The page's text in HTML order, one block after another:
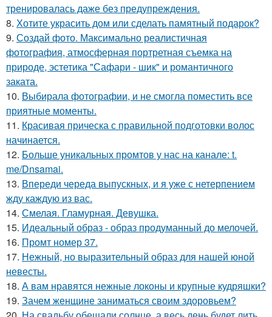
тренировалась даже без предупреждения.
8. Хотите украсить дом или сделать памятный подарок?
9. Создай фото. Максимально реалистичная
фотография, атмосферная портретная съемка на
природе, эстетика "Сафари - шик" и романтичного
заката.
10. Выбирала фотографии, и не смогла поместить все
приятные моменты.
11. Красивая прическа с правильной подготовки волос
начинается.
12. Больше уникальных промтов у нас на канале: t.
me/Dnsamai.
13. Впереди череда выпускных, и я уже с нетерпением
жду каждую из вас.
14. Смелая. Гламурная. Девушка.
15. Идеальный образ - образ продуманный до мелочей.
16. Промт номер 37.
17. Нежный, но выразительный образ для нашей юной
невесты.
18. А вам нравятся нежные локоны и крупные кудряшки?
19. Зачем женщине заниматься своим здоровьем?